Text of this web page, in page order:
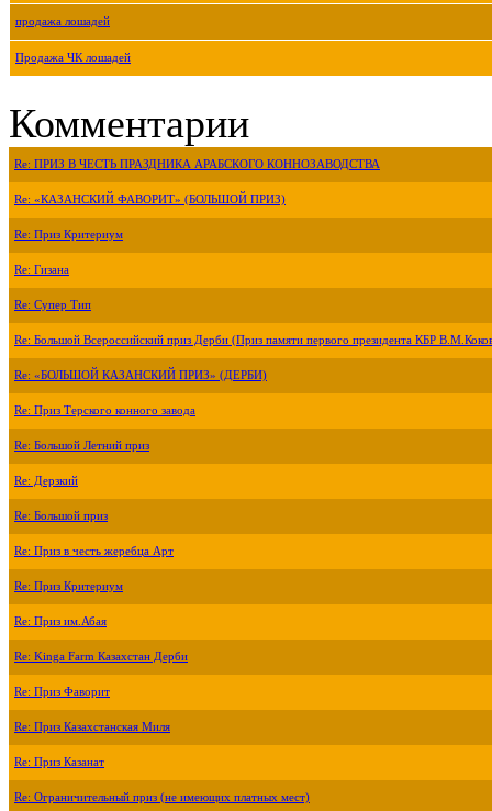
продажа лошадей
Продажа ЧК лошадей
Комментарии
Re: ПРИЗ В ЧЕСТЬ ПРАЗДНИКА АРАБСКОГО КОННОЗАВОДСТВА
Re: «КАЗАНСКИЙ ФАВОРИТ» (БОЛЬШОЙ ПРИЗ)
Re: Приз Критериум
Re: Гизана
Re: Супер Тип
Re: Большой Всероссийский приз Дерби (Приз памяти первого президента КБР
Re: «БОЛЬШОЙ КАЗАНСКИЙ ПРИЗ» (ДЕРБИ)
Re: Приз Терского конного завода
Re: Большой Летний приз
Re: Дерзкий
Re: Большой приз
Re: Приз в честь жеребца Арт
Re: Приз Критериум
Re: Приз им.Абая
Re: Kinga Farm Казахстан Дерби
Re: Приз Фаворит
Re: Приз Казахстанская Миля
Re: Приз Казанат
Re: Ограничительный приз (не имеющих платных мест)